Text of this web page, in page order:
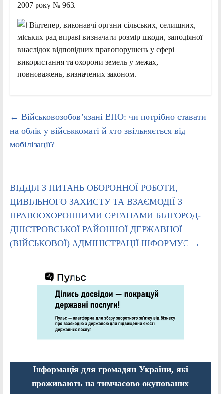
2007 року № 963.
Відтепер, виконавчі органи сільських, селищних,
міських рад вправі визначати розмір шкоди, заподіяної
внаслідок відповідних правопорушень у сфері
використання та охорони земель у межах,
повноважень, визначених законом.
← Військовозобов’язані ВПО: чи потрібно ставати
на облік у військкоматі й хто звільняється від
мобілізації?
ВІДДІЛ З ПИТАНЬ ОБОРОННОЇ РОБОТИ,
ЦИВІЛЬНОГО ЗАХИСТУ ТА ВЗАЄМОДІЇ З
ПРАВООХОРОННИМИ ОРГАНАМИ БІЛГОРОД-
ДНІСТРОВСЬКОЇ РАЙОННОЇ ДЕРЖАВНОЇ
(ВІЙСЬКОВОЇ) АДМІНІСТРАЦІЇ ІНФОРМУЄ →
Інформація для громадян України, які
проживають на тимчасово окупованих